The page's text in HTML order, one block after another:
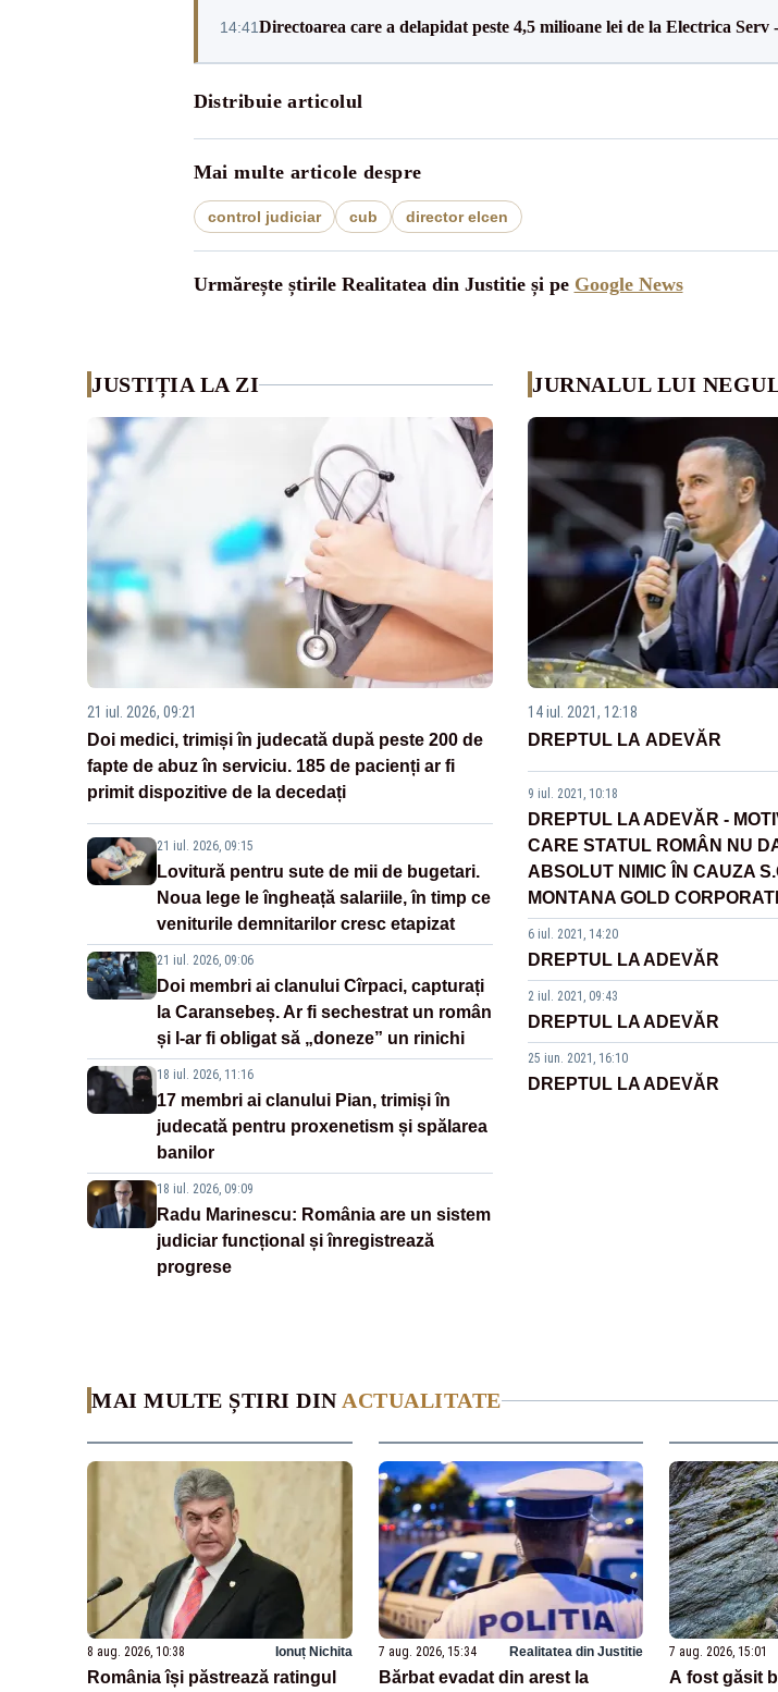
14:41Directoarea care a delapidat peste 4,5 milioane lei de la Electrica
Distribuie articolul
Mai multe articole despre
control judiciar cub director elcen
Urmărește știrile Realitatea din Justitie și pe Google News
JUSTIȚIA LA ZI
21 iul. 2026, 09:21
Doi medici, trimiși în judecată după peste 200 de
fapte de abuz în serviciu. 185 de pacienți ar fi
primit dispozitive de la decedați
21 iul. 2026, 09:15
Lovitură pentru sute de mii de bugetari.
Noua lege le îngheață salariile, în timp ce
veniturile demnitarilor cresc etapizat
21 iul. 2026, 09:06
Doi membri ai clanului Cîrpaci, capturați
la Caransebeș. Ar fi sechestrat un român
și l-ar fi obligat să „doneze” un rinichi
18 iul. 2026, 11:16
17 membri ai clanului Pian, trimiși în
judecată pentru proxenetism și spălarea
banilor
18 iul. 2026, 09:09
Radu Marinescu: România are un sistem
judiciar funcțional și înregistrează
progrese
JURNALUL LUI
14 iul. 2021, 12:18
DREPTUL LA ADEVĂR
9 iul. 2021, 10:18
DREPTUL LA ADEVĂR -
CARE STATUL ROMÂN NU
ABSOLUT NIMIC ÎN CAUZA
MONTANA GOLD
6 iul. 2021, 14:20
DREPTUL LA ADEVĂR
2 iul. 2021, 09:43
DREPTUL LA ADEVĂR
25 iun. 2021, 16:10
DREPTUL LA ADEVĂR
MAI MULTE ȘTIRI DIN ACTUALITATE
8 aug. 2026, 10:38 Ionuț Nichita
România își păstrează ratingul
7 aug. 2026, 15:34 Realitatea din Justitie
Bărbat evadat din arest la
7 aug. 2026, 15:01
A fost găsit